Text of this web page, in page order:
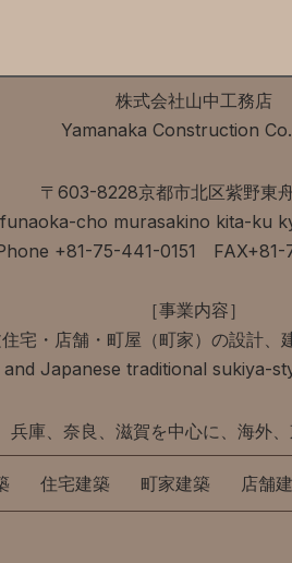
株式会社山中工務店
Yamanaka Construction
〒603-8228京都市北区紫野東
cho murasakino kita-ku
+81-75-441-0151 FAX+81-
［事業内容］
宅・店舗・町屋（町家）の設計、
Japanese traditional sukiya-
兵庫、奈良、滋賀を中心に、海外
住宅建築 町家建築 店舗